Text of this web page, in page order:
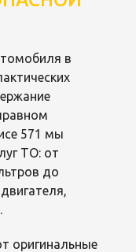
в
571 мы
ТО: от
до
оригинальные